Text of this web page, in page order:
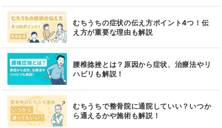
むちうちの症状の伝え方ポイント4つ！伝
え方が重要な理由も解説
腰椎捻挫とは？原因から症状、治療法やリ
ハビリも解説！
むちうちで整骨院に通院していい？いつか
ら通えるかや施術も解説！